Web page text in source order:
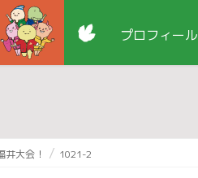
プロフィール
大会！ 1021-2